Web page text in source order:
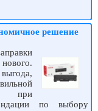
решение
при
по выбору